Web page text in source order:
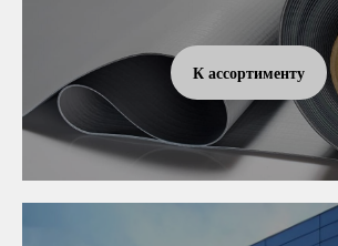
К ассортименту